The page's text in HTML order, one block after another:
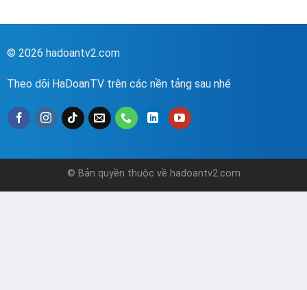
© 2026 hadoantv2.com
Theo dõi HaDoanTV trên các nền tảng sau nhé
© Bản quyền thuộc về hadoantv2.com